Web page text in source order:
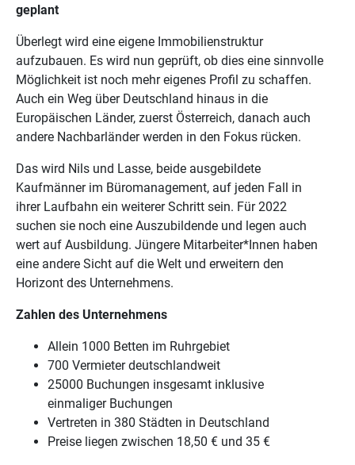
geplant
Überlegt wird eine eigene Immobilienstruktur
aufzubauen. Es wird nun geprüft, ob dies eine sinnvolle
Möglichkeit ist noch mehr eigenes Profil zu schaffen.
Auch ein Weg über Deutschland hinaus in die
Europäischen Länder, zuerst Österreich, danach auch
andere Nachbarländer werden in den Fokus rücken.
Das wird Nils und Lasse, beide ausgebildete
Kaufmänner im Büromanagement, auf jeden Fall in
ihrer Laufbahn ein weiterer Schritt sein. Für 2022
suchen sie noch eine Auszubildende und legen auch
wert auf Ausbildung. Jüngere Mitarbeiter*Innen haben
eine andere Sicht auf die Welt und erweitern den
Horizont des Unternehmens.
Zahlen des Unternehmens
Allein 1000 Betten im Ruhrgebiet
700 Vermieter deutschlandweit
25000 Buchungen insgesamt inklusive
einmaliger Buchungen
Vertreten in 380 Städten in Deutschland
Preise liegen zwischen 18,50 € und 35 €